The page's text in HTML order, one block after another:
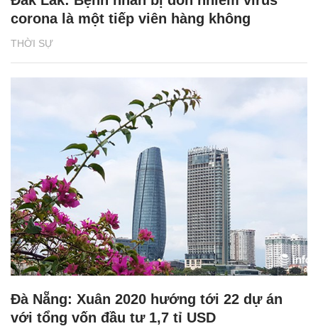
THỜI SỰ
corona là một tiếp viên hàng không
Đà Nẵng: Xuân 2020 hướng tới 22 dự án
với tổng vốn đầu tư 1,7 tỉ USD